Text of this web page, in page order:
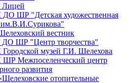
ШР "Детская художественная
вестник
ШР "Центр творчества"
музей Г.И. Шелехова
Межпоселенческий центр
развития
отопительные